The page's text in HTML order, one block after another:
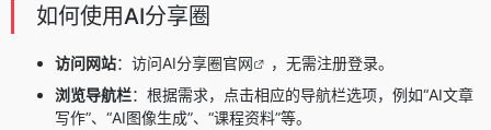
如何使用AI分享圈
访问网站：访问AI分享圈官网
，无需注册登录。
浏览导航栏：根据需求，点击相应的导航栏选项，例如“AI文章
写作”、“AI图像生成”、“课程资料”等。